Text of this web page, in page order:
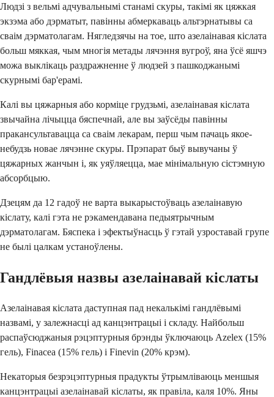
Людзі з вельмі адчувальнымі станамі скуры, такімі як цяжкая
экзэма або дэрматыт, павінны абмеркаваць альтэрнатывы са
сваім дэрматолагам. Нягледзячы на тое, што азелаінавая кіслата
больш мяккая, чым многія метады лячэння вугроў, яна ўсё яшчэ
можа выклікаць раздражненне ў людзей з пашкоджанымі
скурнымі бар'ерамі.
Калі вы цяжарныя або корміце грудзьмі, азелаінавая кіслата
звычайна лічыцца бяспечнай, але вы заўсёды павінны
пракансультавацца са сваім лекарам, перш чым пачаць якое-
небудзь новае лячэнне скуры. Прэпарат быў вывучаны ў
цяжарных жанчын і, як уяўляецца, мае мінімальную сістэмную
абсорбцыю.
Дзецям да 12 гадоў не варта выкарыстоўваць азелаінавую
кіслату, калі гэта не рэкамендавана педыятрычным
дэрматолагам. Бяспека і эфектыўнасць ў гэтай узроставай групе
не былі цалкам устаноўлены.
Гандлёвыя назвы азелаінавай кіслаты
Азелаінавая кіслата даступная пад некалькімі гандлёвымі
назвамі, у залежнасці ад канцэнтрацыі і складу. Найбольш
распаўсюджаныя рэцэптурныя брэнды ўключаюць Azelex (15%
гель), Finacea (15% гель) і Finevin (20% крэм).
Некаторыя безрэцэптурныя прадукты ўтрымліваюць меншыя
канцэнтрацыі азелаінавай кіслаты, як правіла, каля 10%. Яны